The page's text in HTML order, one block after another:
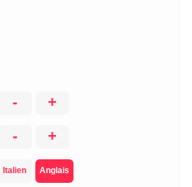
- +
- +
Italien Anglais